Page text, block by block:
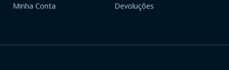
Minha Conta
Devoluções